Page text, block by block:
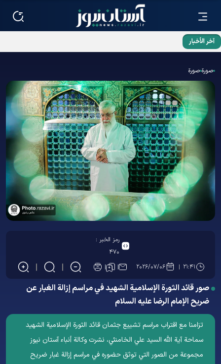
آخر الأخبار
الأفغانستانیین في الحرم الرضوي الشریف
صورة صورة
رمز الخبر :
۴۷۰
۲۱:۴۱
۲۰۲۶/۰۷/۰۶
صور قائد الثورة الإسلامیة الشهید في مراسم إزالة الغبار عن
ضريح الإمام الرضا عليه السلام
تزامنا مع اقتراب مراسم تشييع جثمان قائد الثورة الإسلامية الشهيد
سماحة آية الله السيد علي الخامنئي، نشرت وکالة أنباء آستان نيوز
مجموعة من الصور التي توثق حضوره في مراسم إزالة غبار ضريح